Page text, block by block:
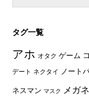
タグ一覧
アホ オタク ゲーム
デート ネクタイ ノート
ネスマン マスク メガネ